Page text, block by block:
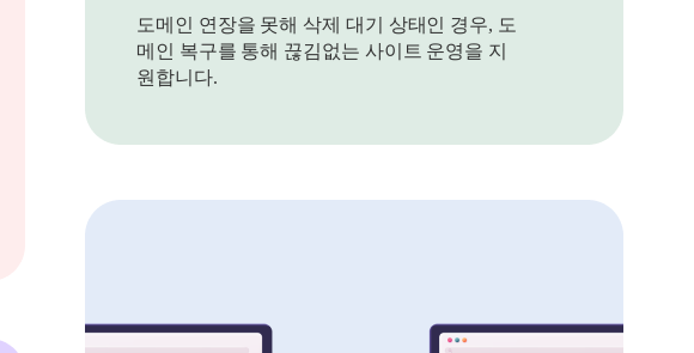
도메인 연장을 못해 삭제 대기 상태인 경우, 도
메인 복구를 통해 끊김없는 사이트 운영을 지
원합니다.